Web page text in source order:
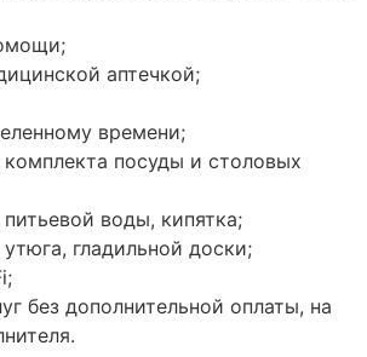
аптечкой;
времени;
комплекта посуды и столовых
воды, кипятка;
гладильной доски;
без дополнительной оплаты, на